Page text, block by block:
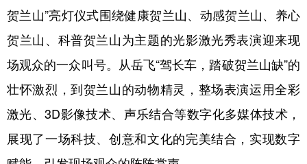
贺兰山”亮灯仪式围绕健康贺兰山、动感贺兰山、养心
贺兰山、科普贺兰山为主题的光影激光秀表演迎来现
场观众的一众叫号。从岳飞“驾长车，踏破贺兰山缺”的
壮怀激烈，到贺兰山的动物精灵，整场表演运用全彩
激光、3D影像技术、声乐结合等数字化多媒体技术，
展现了一场科技、创意和文化的完美结合，实现数字